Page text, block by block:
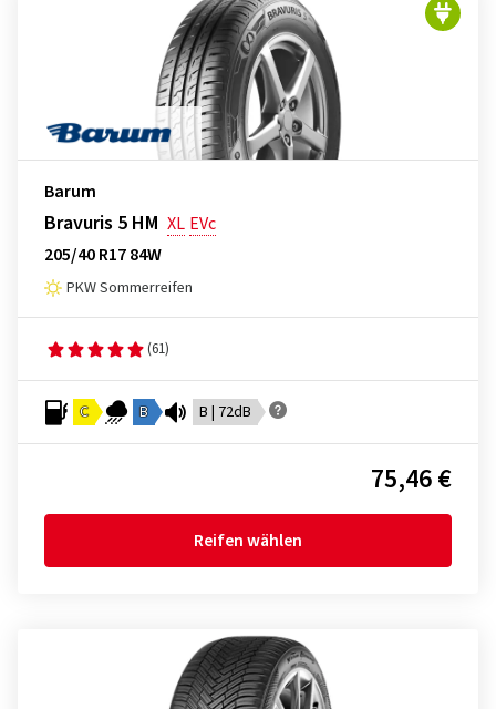
Barum
Bravuris 5 HM XL EVc
205/40 R17 84W
PKW Sommerreifen
(61)
C B B | 72dB
75,46 €
Reifen wählen